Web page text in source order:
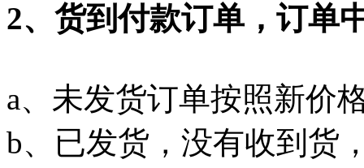
2、货到付款订单，订单
a、未发货订单按照新价
b、已发货，没有收到货